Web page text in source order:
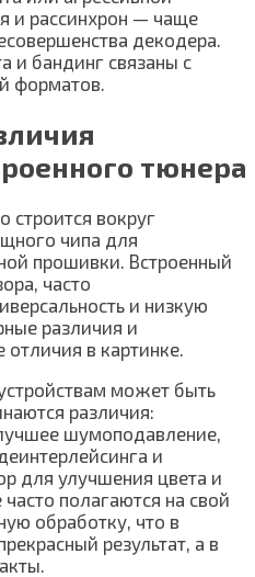
и рассинхрон — чаще
декодера.
и бандинг связаны с
форматов.
тюнера
строится вокруг
чипа для
прошивки. Встроенный
часто
и низкую
различия и
в картинке.
может быть
различия:
шумоподавление,
и
для улучшения цвета и
полагаются на свой
обработку, что в
результат, а в